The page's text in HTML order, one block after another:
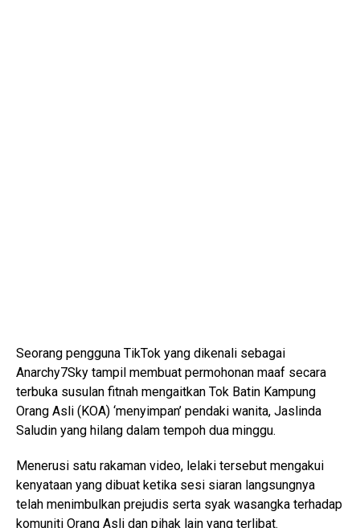
Seorang pengguna TikTok yang dikenali sebagai
Anarchy7Sky tampil membuat permohonan maaf secara
terbuka susulan fitnah mengaitkan Tok Batin Kampung
Orang Asli (KOA) ‘menyimpan’ pendaki wanita, Jaslinda
Saludin yang hilang dalam tempoh dua minggu.
Menerusi satu rakaman video, lelaki tersebut mengakui
kenyataan yang dibuat ketika sesi siaran langsungnya
telah menimbulkan prejudis serta syak wasangka terhadap
komuniti Orang Asli dan pihak lain yang terlibat.